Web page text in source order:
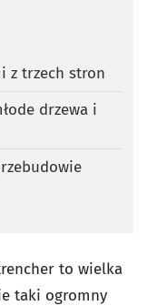
z trzech stron
drzewa i
to wielka
taki ogromny